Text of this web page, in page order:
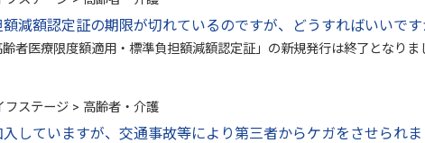
減額認定証の期限が切れているのですが、どうすればいいです
齢者医療限度額適用・標準負担額減額認定証」の新規発行は終了となり
ステージ > 高齢者・介護
していますが、交通事故等により第三者からケガをさせられ